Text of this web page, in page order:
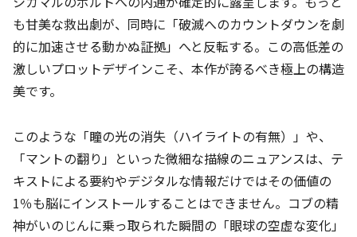
も甘美な救出劇が、同時に「破滅へのカウントダウンを劇
的に加速させる動かぬ証拠」へと反転する。この高低差の
激しいプロットデザインこそ、本作が誇るべき極上の構造
美です。
このような「瞳の光の消失（ハイライトの有無）」や、
「マントの翻り」といった微細な描線のニュアンスは、テ
キストによる要約やデジタルな情報だけではその価値の
1％も脳にインストールすることはできません。コブの精
神がいのじんに乗っ取られた瞬間の「眼球の空虚な変化」